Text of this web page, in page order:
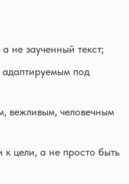
не заученный текст;
под
вежливым, человечным
к цели, а не просто быть